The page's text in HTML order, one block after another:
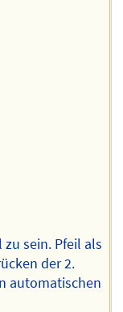
sein. Pfeil als
der 2.
automatischen